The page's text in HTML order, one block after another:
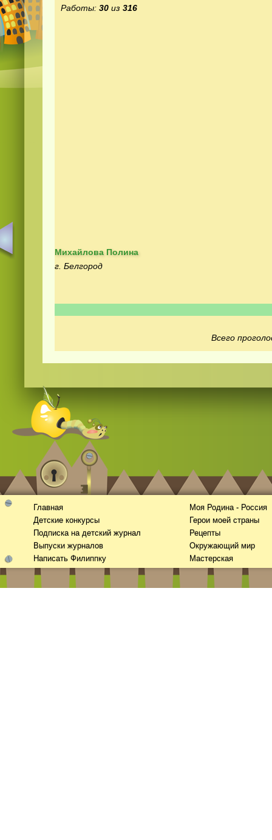
Работы: 30 из 316
Михайлова Полина
г. Белгород
Всего
Главная
Детские конкурсы
Подписка на детский журнал
Выпуски журналов
Написать Филиппку
Моя Родина - Россия
Герои моей страны
Рецепты
Окружающий мир
Мастерская
Смотретьвидео